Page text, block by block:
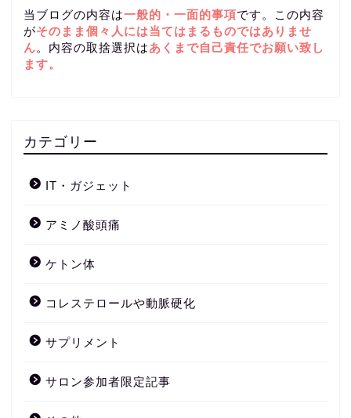
当ブログの内容は一般的・一面的事項です。この内容
がそのまま個々人には当てはまるものではありませ
ん。内容の取捨選択はあくまで自己責任でお願い致し
ます。
カテゴリー
IT・ガジェット
アミノ酸頭痛
ケトン体
コレステロールや動脈硬化
サプリメント
サロン参加者限定記事